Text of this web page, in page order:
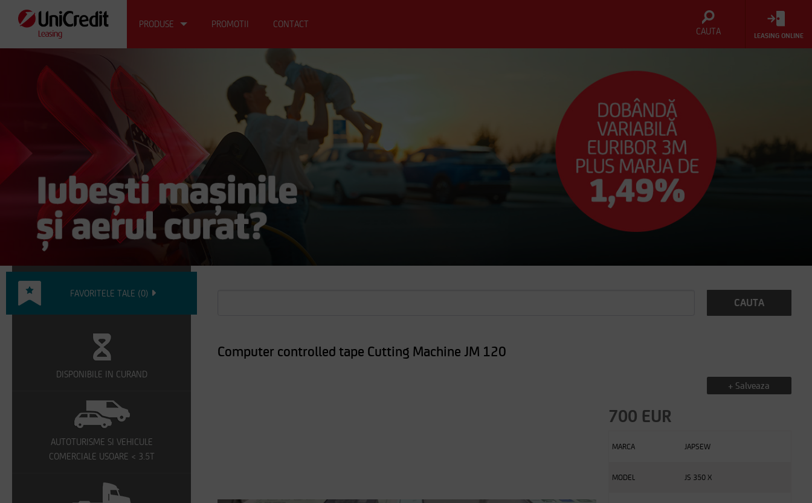
PRODUSE PROMOTII CONTACT
CAUTA LEASING ONLINE
FAVORITELE TALE (0)
DISPONIBILE IN CURAND
AUTOTURISME SI VEHICULE
COMERCIALE USOARE < 3.5T
CAUTA
Computer controlled tape Cutting Machine JM 120
+ Salveaza
700 EUR
MARCA JAPSEW
MODEL JS 350 X